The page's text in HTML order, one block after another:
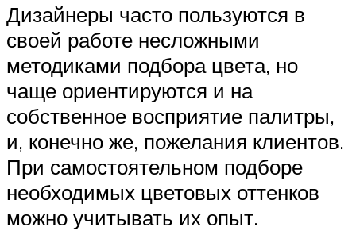
Дизайнеры часто пользуются в
своей работе несложными
методиками подбора цвета, но
чаще ориентируются и на
собственное восприятие палитры,
и, конечно же, пожелания клиентов.
При самостоятельном подборе
необходимых цветовых оттенков
можно учитывать их опыт.